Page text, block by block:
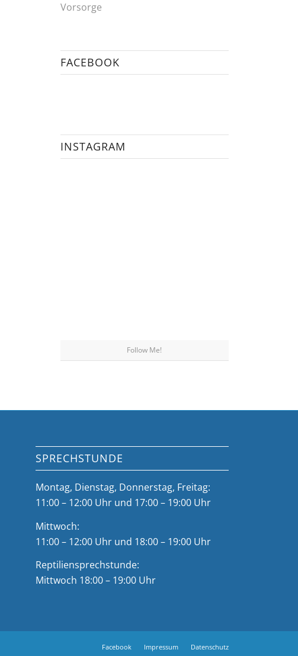
Vorsorge
FACEBOOK
INSTAGRAM
Follow Me!
SPRECHSTUNDE
Montag, Dienstag, Donnerstag, Freitag:
11:00 – 12:00 Uhr und 17:00 – 19:00 Uhr
Mittwoch:
11:00 – 12:00 Uhr und 18:00 – 19:00 Uhr
Reptiliensprechstunde:
Mittwoch 18:00 – 19:00 Uhr
Facebook Impressum Datenschutz